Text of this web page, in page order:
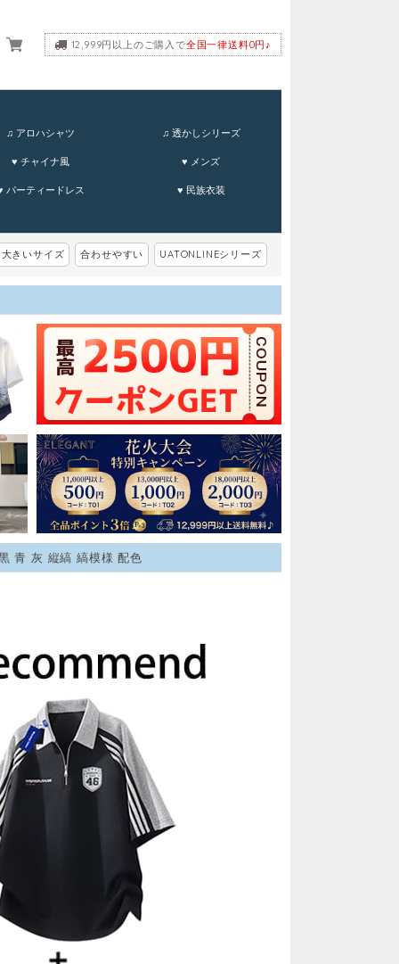
12,999円以上のご購入で全国一律送料0円♪
♫ アロハシャツ ♫ 透かしシリーズ
♥ チャイナ風 ♥ メンズ
パーティードレス ♥ 民族衣装
大きいサイズ 合わせやすい UATONLINEシリーズ
青 灰 縦縞 縞模様 配色